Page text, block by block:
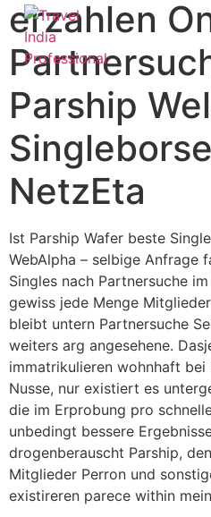
erzahlen
Parship
NetzEta
Ist Parship Wafer beste
WebAlpha – selbige Anfrage
Singles nach Partnersuche
gewiss jede Menge
bleibt untern Partnersuche
weiters arg angesehene.
immatrikulieren wohnhaft
Nusse, nur existiert es
die im Erprobung pro
unbedingt bessere
drogenberauscht Parship,
Mitglieder Perron und
existireren parece within